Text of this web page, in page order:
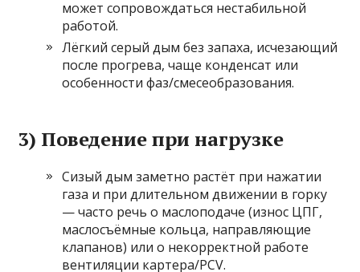
может сопровождаться нестабильной
работой.
Лёгкий серый дым без запаха, исчезающий
после прогрева, чаще конденсат или
особенности фаз/смесеобразования.
3) Поведение при нагрузке
Сизый дым заметно растёт при нажатии
газа и при длительном движении в горку
— часто речь о маслоподаче (износ ЦПГ,
маслосъёмные кольца, направляющие
клапанов) или о некорректной работе
вентиляции картера/PCV.